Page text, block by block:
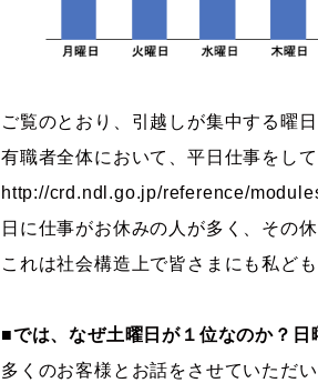
ご覧のとおり、引越しが集中する曜
有職者全体において、平日仕事をし
http://crd.ndl.go.jp/reference/
日に仕事がお休みの人が多く、その
これは社会構造上で皆さまにも私ど
■では、なぜ土曜日が１位なのか？日
多くのお客様とお話をさせていただ